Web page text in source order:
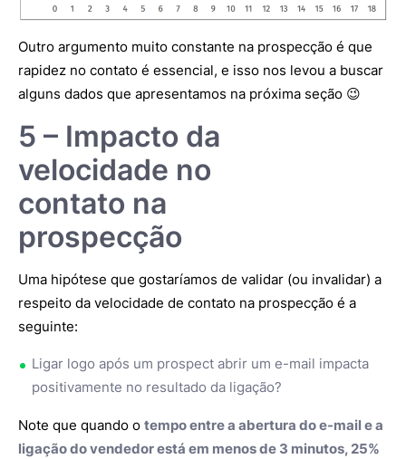
Outro argumento muito constante na prospecção é que
rapidez no contato é essencial, e isso nos levou a buscar
alguns dados que apresentamos na próxima seção 😉
5 – Impacto da
velocidade no
contato na
prospecção
Uma hipótese que gostaríamos de validar (ou invalidar) a
respeito da velocidade de contato na prospecção é a
seguinte:
Ligar logo após um prospect abrir um e-mail impacta
positivamente no resultado da ligação?
Note que quando o tempo entre a abertura do e-mail e a
ligação do vendedor está em menos de 3 minutos, 25%